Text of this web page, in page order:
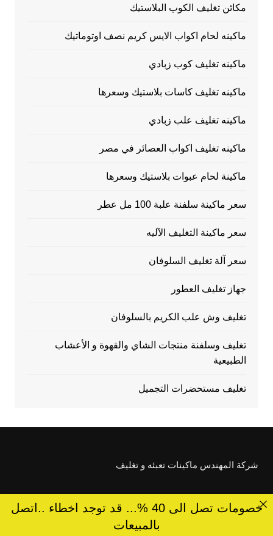
مكائن تغليف الكوب البلاستيك
ماكينه لحام اكواب الايس كريم نصف اوتوماتيك
ماكينه تغليف كوب زبادي
ماكينه تغليف كاسات بلاستيك وسعرها
ماكينه تغليف علب زبادي
ماكينه تغليف اكواب العصائر في مصر
ماكينة لحام عبوات بلاستيك وسعرها
سعر ماكينة سلفنة علبة 100 مل عطر
سعر ماكينة التغليف الآليه
سعر آلة تغليف السلوفان
جهاز تغليف العطور
تغليف وش علب الكريم بالسلوفان
تغليف وسلفنة منتجات الشاي والقهوة و الأعشاب
الطبيعية
تغليف مستحضرات التجميل
شركة المهندس ماكينات تعبئه و تغليف
خصومات تصل الى 40 %... قد توجد اخطاء ..اتصل
بالمبيعات